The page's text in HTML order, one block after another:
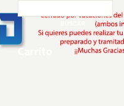
Carrito